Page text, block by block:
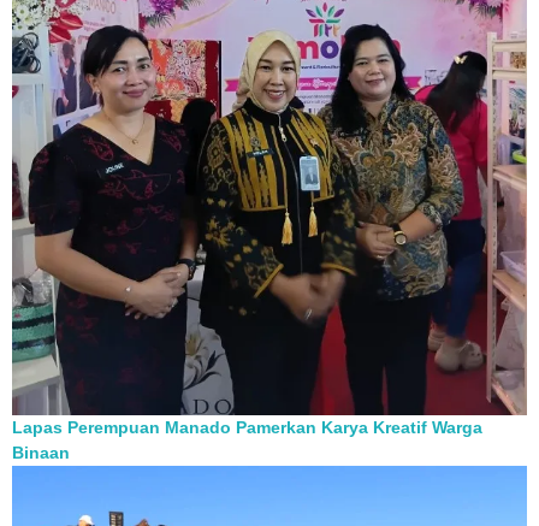
Lapas Perempuan Manado Pamerkan Karya Kreatif Warga
Binaan